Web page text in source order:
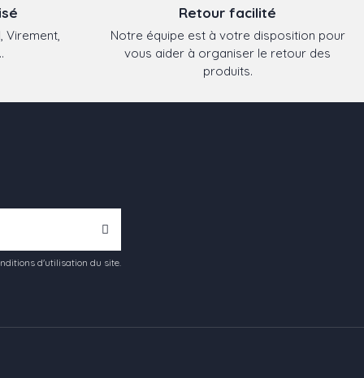
Virement,
Retour facilité
Notre équipe est à votre disposition pour
vous aider à organiser le retour des
produits.
d'utilisation du site.